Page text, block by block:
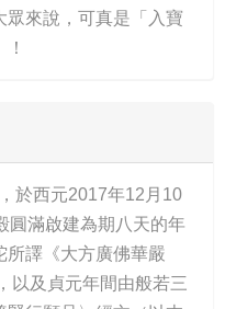
眾來說，可真是「入寶
於西元2017年12月10
圓滿啟建為期八天的年
所譯《大方廣佛華嚴
以及貞元年間由般若三